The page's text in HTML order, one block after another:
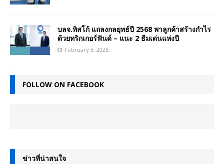
บลจ.ทิสโก้ แถลงกลยุทธ์ปี 2568 พาลูกค้าสร้างกำไร
ด้วยทริกเกอร์ฟันด์ – แนะ 2 ธีมเด่นแห่งปี
February 3, 2025
FOLLOW ON FACEBOOK
ข่าวที่น่าสนใจ